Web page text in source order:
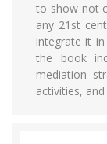
to show not
any 21st
integrate it
the book
mediation
activities,